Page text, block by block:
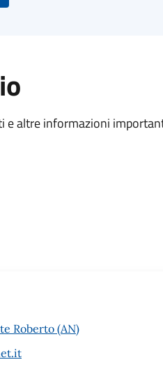
e altre informazioni
Roberto (AN)